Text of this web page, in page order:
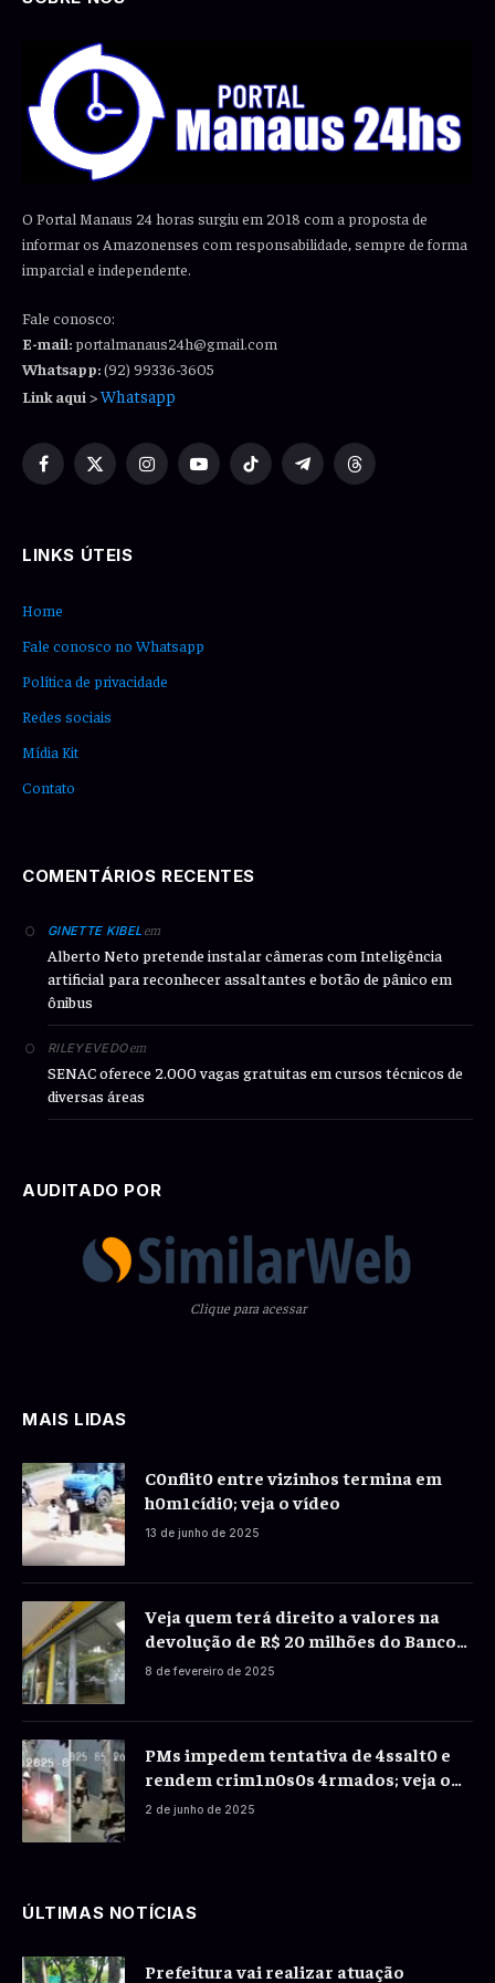
O Portal Manaus 24 horas surgiu em 2018 com a proposta de
informar os Amazonenses com responsabilidade, sempre de forma
imparcial e independente.
Fale conosco:
E-mail:portalmanaus24h@gmail.com
Whatsapp:(92) 99336-3605
Link aqui >Whatsapp
Facebook
X
InstagramYouTubeTikTok TelegramThreads
LINKS ÚTEIS
Home
Fale conosco no Whatsapp
Política de privacidade
Redes sociais
Mídia Kit
Contato
COMENTÁRIOS RECENTES
GINETTE KIBEL em
Alberto Neto pretende instalar câmeras com Inteligência
artificial para reconhecer assaltantes e botão de pânico em
ônibus
RILEYEVEDOem
SENAC oferece 2.000 vagas gratuitas em cursos técnicos de
diversas áreas
AUDITADO POR
Clique para acessar
MAIS LIDAS
C0nflit0 entre vizinhos termina em
h0m1cídi0; veja o vídeo
13 de junho de 2025
Veja quem terá direito a valores na
devolução de R$ 20 milhões do Banco
do Brasil a correntistas
8 de fevereiro de 2025
PMs impedem tentativa de 4ssalt0 e
rendem crim1n0s0s 4rmados; veja o
vídeo
2 de junho de 2025
ÚLTIMAS NOTÍCIAS
Prefeitura vai realizar atuação